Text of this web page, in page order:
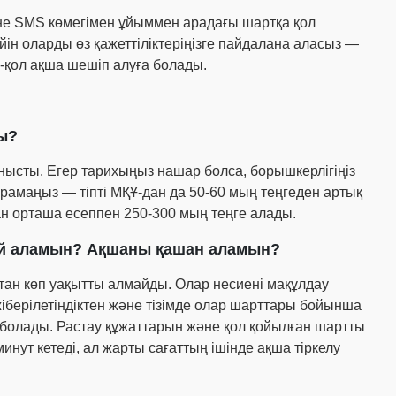
SMS көмегімен ұйыммен арадағы шартқа қол
оларды өз қажеттіліктеріңізге пайдалана аласыз —
қол ақша шешіп алуға болады.
Егер тарихыңыз нашар болса, борышкерлігіңіз
— тіпті МҚҰ-дан да 50-60 мың теңгеден артық
орташа есеппен 250-300 мың теңге алады.
аламын? Ақшаны қашан аламын?
көп уақытты алмайды. Олар несиені мақұлдау
және тізімде олар шарттары бойынша
болады. Растау құжаттарын және қол қойылған шартты
кетеді, ал жарты сағаттың ішінде ақша тіркелу